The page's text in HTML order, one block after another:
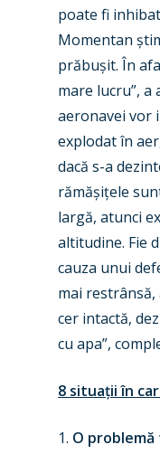
poate fi
Momentan
prăbușit. În
mare lucru”, a
aeronavei vor
explodat în
dacă s-a
rămășițele
largă, atunci
altitudine. Fie
cauza unui
mai
cer intactă,
cu apa”,
8 situații în
1. O